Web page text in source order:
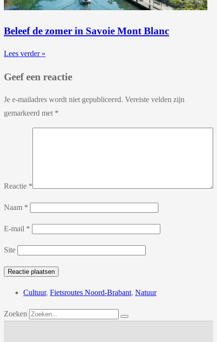
Beleef de zomer in Savoie Mont Blanc
Lees verder »
Geef een reactie
Je e-mailadres wordt niet gepubliceerd. Vereiste velden zijn
gemarkeerd met *
Reactie *
Naam *
E-mail *
Site
Cultuur, Fietsroutes Noord-Brabant, Natuur
Zoeken